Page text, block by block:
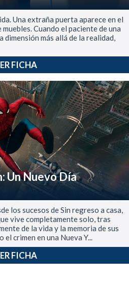
Una extraña puerta aparece en el
Cuando el paciente de una
dimensión más allá de la realidad,
FICHA
Un Nuevo Día
los sucesos de Sin regreso a casa,
vive completamente solo, tras
de la vida y la memoria de sus
crimen en una Nueva Y...
FICHA